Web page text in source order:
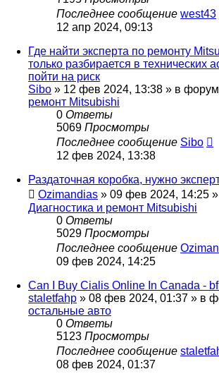
Последнее сообщение west43
12 апр 2024, 09:13
Где найти эксперта по ремонту
только разбирается в технических
пойти на риск
Sibo » 12 фев 2024, 13:38 » в
ремонт Mitsubishi
0 Ответы
5069 Просмотры
Последнее сообщение Sibo
12 фев 2024, 13:38
Раздаточная коробка, нужно
Ozimandias » 09 фев 2024, 14:25
Диагностика и ремонт Mitsubishi
0 Ответы
5029 Просмотры
Последнее сообщение
09 фев 2024, 14:25
Can I Buy Cialis Online In Canada -
staletfahp » 08 фев 2024, 01:37 » в
остальные авто
0 Ответы
5123 Просмотры
Последнее сообщение
08 фев 2024, 01:37